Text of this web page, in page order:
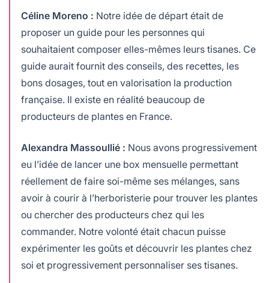
Céline Moreno : Notre idée de départ était de
proposer un guide pour les personnes qui
souhaitaient composer elles-mêmes leurs tisanes. Ce
guide aurait fournit des conseils, des recettes, les
bons dosages, tout en valorisation la production
française. Il existe en réalité beaucoup de
producteurs de plantes en France.
Alexandra Massoullié : Nous avons progressivement
eu l’idée de lancer une box mensuelle permettant
réellement de faire soi-même ses mélanges, sans
avoir à courir à l’herboristerie pour trouver les plantes
ou chercher des producteurs chez qui les
commander. Notre volonté était chacun puisse
expérimenter les goûts et découvrir les plantes chez
soi et progressivement personnaliser ses tisanes.